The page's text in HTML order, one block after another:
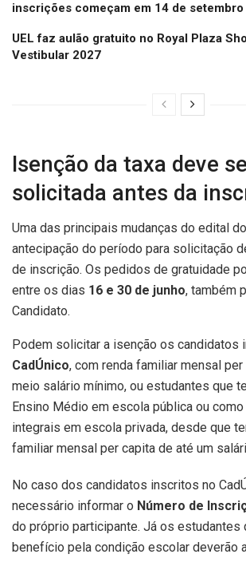
inscrições começam em 14 de setembro
UEL faz aulão gratuito no Royal Plaza
Vestibular 2027
Isenção da taxa deve
solicitada antes da
Uma das principais mudanças do edital do
antecipação do período para solicitação
de inscrição. Os pedidos de gratuidade
entre os dias 16 e 30 de junho, também
Candidato.
Podem solicitar a isenção os candidatos
CadÚnico, com renda familiar mensal
meio salário mínimo, ou estudantes que
Ensino Médio em escola pública ou
integrais em escola privada, desde que
familiar mensal per capita de até um
No caso dos candidatos inscritos no
necessário informar o Número de
do próprio participante. Já os estudantes
benefício pela condição escolar deverão